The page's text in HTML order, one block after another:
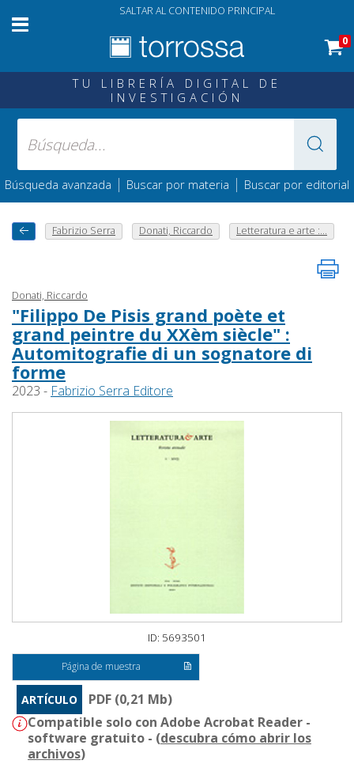
SALTAR AL CONTENIDO PRINCIPAL
0
TU LIBRERÍA DIGITAL DE
INVESTIGACIÓN
Búsqueda avanzada | Buscar por materia | Buscar por editorial
Fabrizio Serra Donati, Riccardo Letteratura e arte :...
Donati, Riccardo
"Filippo De Pisis grand poète et
grand peintre du XXèm siècle" :
Automitografie di un sognatore di
forme
2023 - Fabrizio Serra Editore
ID: 5693501
Página de muestra
ARTÍCULO
PDF (0,21 Mb)
Compatible solo con Adobe Acrobat Reader -
software gratuito - (descubra cómo abrir los
archivos)